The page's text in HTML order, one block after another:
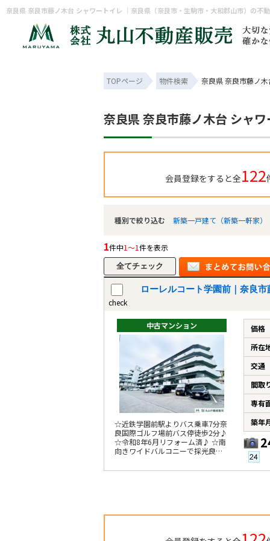
TOPページ 物件検索 奈良県 奈良市藤ノ
奈良県 奈良市藤ノ木台 シャ
会員登録をすると全122
種別で絞り込む 新築一戸建て（新築一軒家）
1件中1～1件を表示
check
ローレルコート学園前｜奈良
中古マンション
☆近鉄学園前駅よりバス乗車7分奈
良国際ゴルフ場前バス停徒歩2分♪
☆令和8年6月リフォーム済♪ ☆南
向きワイドバルコニーで採光良好
価格
所在
交通
間取
専有
築年